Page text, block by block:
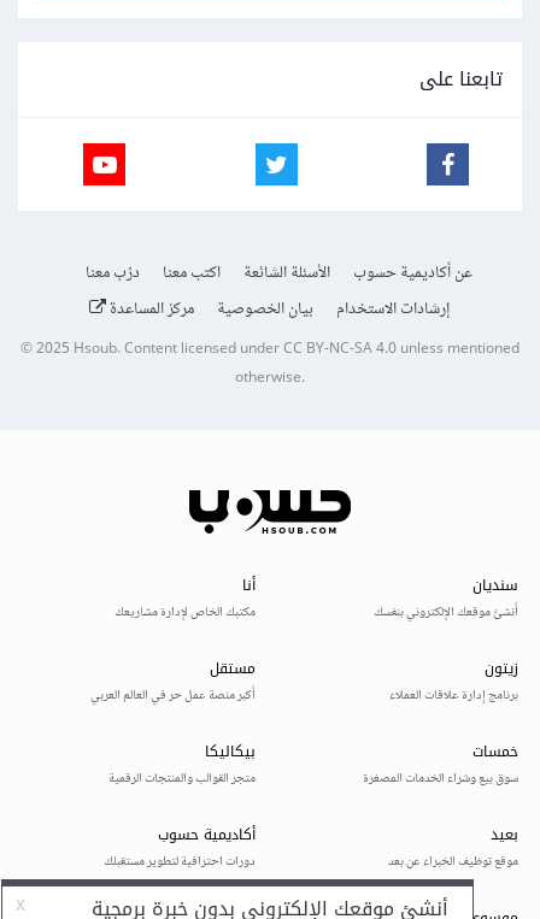
تابعنا على
عن أكاديمية حسوب الأسئلة الشائعة اكتب معنا
درّب معنا
إرشادات الاستخدام
بيان الخصوصية مركز المساعدة
© 2025Hsoub.Content licensed underCC BY-NC-SA 4.0unless mentioned
otherwise.